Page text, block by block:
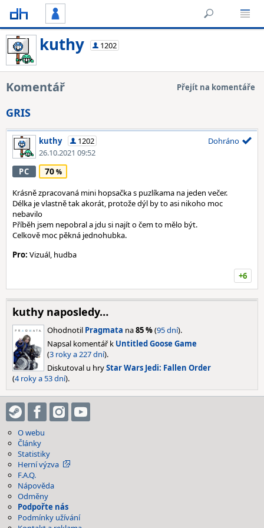
kuthy 1202
Komentář Přejít na komentáře
GRIS
kuthy
1202
26.10.2021 09:52
Dohráno
PC 70
Krásně zpracovaná mini hopsačka s puzlíkama na jeden večer.
Délka je vlastně tak akorát, protože dýl by to asi nikoho moc
nebavilo
Příběh jsem nepobral a jdu si najít o čem to mělo být.
Celkově moc pěkná jednohubka.
Pro: Vizuál, hudba
+6
kuthy naposledy…
Ohodnotil Pragmata na85 %(95 dní).
Napsal komentář k Untitled Goose Game
(3 roky a 227 dní).
Diskutoval u hryStar Wars Jedi: Fallen Order
(4 roky a 53 dní).
O webu
Články
Statistiky
Herní výzva
F.A.Q.
Nápověda
Odměny
Podpořte nás
Podmínky užívání